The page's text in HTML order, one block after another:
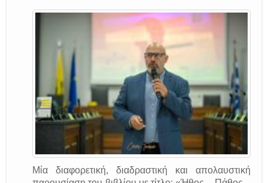
Μία διαφορετική, διαδραστική και απολαυστική